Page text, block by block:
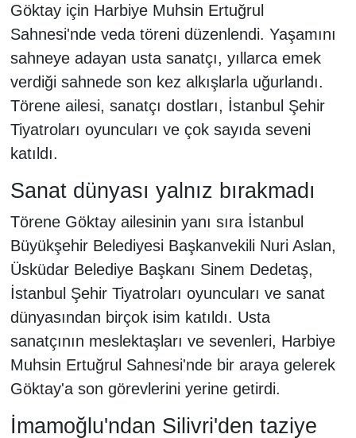
Göktay için Harbiye Muhsin Ertuğrul
Sahnesi'nde veda töreni düzenlendi. Yaşamını
sahneye adayan usta sanatçı, yıllarca emek
verdiği sahnede son kez alkışlarla uğurlandı.
Törene ailesi, sanatçı dostları, İstanbul Şehir
Tiyatroları oyuncuları ve çok sayıda seveni
katıldı.
Sanat dünyası yalnız bırakmadı
Törene Göktay ailesinin yanı sıra İstanbul
Büyükşehir Belediyesi Başkanvekili Nuri Aslan,
Üsküdar Belediye Başkanı Sinem Dedetaş,
İstanbul Şehir Tiyatroları oyuncuları ve sanat
dünyasından birçok isim katıldı. Usta
sanatçının meslektaşları ve sevenleri, Harbiye
Muhsin Ertuğrul Sahnesi'nde bir araya gelerek
Göktay'a son görevlerini yerine getirdi.
İmamoğlu'ndan Silivri'den taziye